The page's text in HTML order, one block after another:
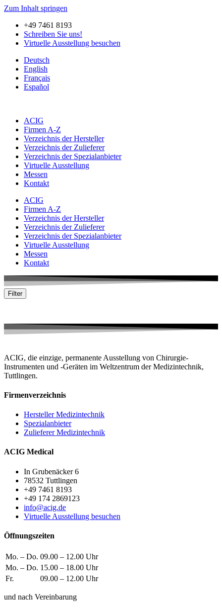
Zum Inhalt springen
+49 7461 8193
Schreiben Sie uns!
Virtuelle Ausstellung besuchen
Deutsch
English
Français
Español
ACIG
Firmen A-Z
Verzeichnis der Hersteller
Verzeichnis der Zulieferer
Verzeichnis der Spezialanbieter
Virtuelle Ausstellung
Messen
Kontakt
ACIG
Firmen A-Z
Verzeichnis der Hersteller
Verzeichnis der Zulieferer
Verzeichnis der Spezialanbieter
Virtuelle Ausstellung
Messen
Kontakt
Filter
ACIG, die einzige, permanente Ausstellung von Chirurgie-
Instrumenten und -Geräten im Weltzentrum der Medizintechnik,
Tuttlingen.
Firmenverzeichnis
Hersteller Medizintechnik
Spezialanbieter
Zulieferer Medizintechnik
ACIG Medical
In Grubenäcker 6
78532 Tuttlingen
+49 7461 8193
+49 174 2869123
info@acig.de
Virtuelle Ausstellung besuchen
Öffnungszeiten
Mo. – Do. 09.00 – 12.00 Uhr
Mo. – Do. 15.00 – 18.00 Uhr
Fr.
09.00 – 12.00 Uhr
und nach Vereinbarung